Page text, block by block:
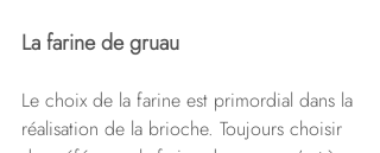
La farine de gruau
Le choix de la farine est primordial dans la
réalisation de la brioche. Toujours choisir